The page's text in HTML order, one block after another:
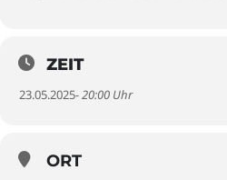
ZEIT
23.05.2025- 20:00 Uhr
ORT